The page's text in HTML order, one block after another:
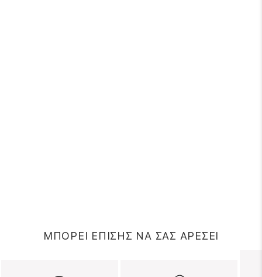
ΜΠΟΡΕΙ ΕΠΙΣΗΣ ΝΑ ΣΑΣ ΑΡΕΣΕΙ